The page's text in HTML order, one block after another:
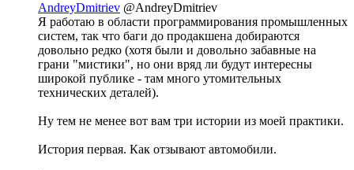
AndreyDmitriev @AndreyDmitriev
Я работаю в области программирования промышленных
систем, так что баги до продакшена добираются
довольно редко (хотя были и довольно забавные на
грани "мистики", но они вряд ли будут интересны
широкой публике - там много утомительных
технических деталей).
Ну тем не менее вот вам три истории из моей практики.
История первая. Как отзывают автомобили.